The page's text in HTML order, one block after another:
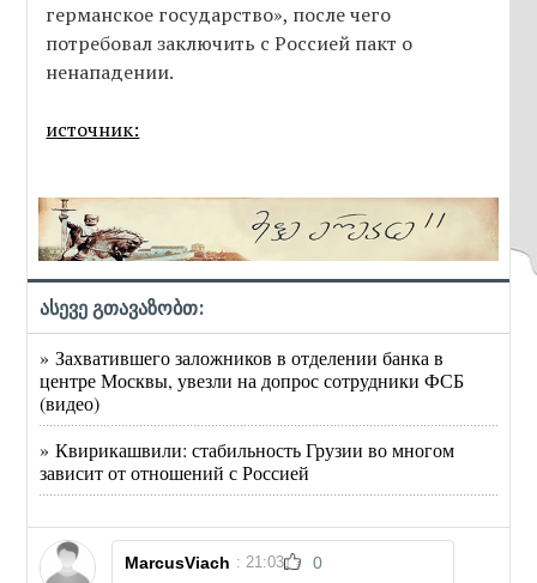
германское государство», после чего
потребовал заключить с Россией пакт о
ненападении.
источник:
ასევე გთავაზობთ:
» Захватившего заложников в отделении банка в
центре Москвы, увезли на допрос сотрудники ФСБ
(видео)
» Квирикашвили: стабильность Грузии во многом
зависит от отношений с Россией
MarcusViach : 21:03 0